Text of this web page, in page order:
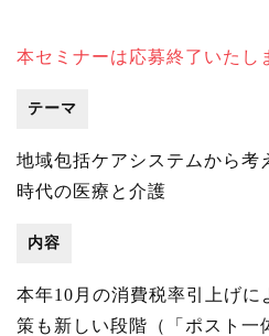
本セミナーは応募終了いたし
テーマ
地域包括ケアシステムから考
時代の医療と介護
内容
本年10月の消費税率引上げに
策も新しい段階（「ポスト一